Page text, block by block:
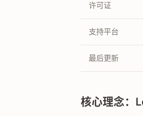
许可证
支持平台
最后更新
核心理念：